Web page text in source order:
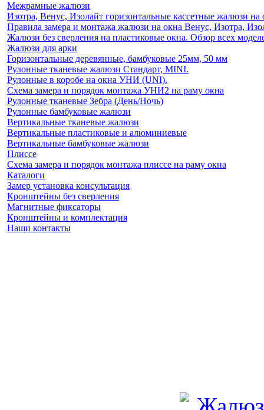
Межрамные жалюзи
Изотра, Венус, Изолайт горизонтальные кассетные жалюзи на
Правила замера и монтажа жалюзи на окна Венус, Изотра,
Жалюзи без сверления на пластиковые окна. Обзор всех
Жалюзи для арки
Горизонтальные деревянные, бамбуковые 25мм, 50 мм
Рулонные тканевые жалюзи Стандарт, MINI.
Рулонные в коробе на окна УНИ (UNI).
Схема замера и порядок монтажа УНИ2 на раму окна
Рулонные тканевые Зебра (День/Ночь)
Рулонные бамбуковые жалюзи
Вертикальные тканевые жалюзи
Вертикальные пластиковые и алюминиевые
Вертикальные бамбуковые жалюзи
Плиссе
Схема замера и порядок монтажа плиссе на раму окна
Каталоги
Замер установка консультация
Кронштейны без сверления
Магнитные фиксаторы
Кронштейны и комплектация
Наши контакты